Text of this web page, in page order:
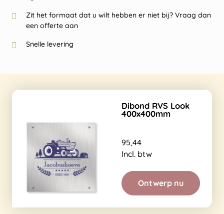
Zit het formaat dat u wilt hebben er niet bij? Vraag dan
een offerte aan
Snelle levering
Dibond RVS Look
400x400mm
95,44
Incl. btw
Ontwerp nu